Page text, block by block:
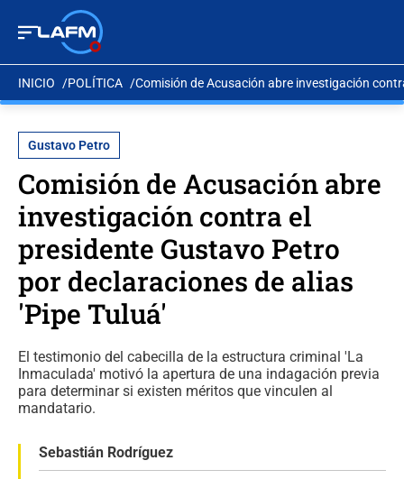
INICIO POLÍTICA Comisión de Acusación abre investigación
Gustavo Petro
Comisión de Acusación abre
investigación contra el
presidente Gustavo Petro
por declaraciones de alias
'Pipe Tuluá'
El testimonio del cabecilla de la estructura criminal 'La
Inmaculada' motivó la apertura de una indagación previa
para determinar si existen méritos que vinculen al
mandatario.
Sebastián Rodríguez